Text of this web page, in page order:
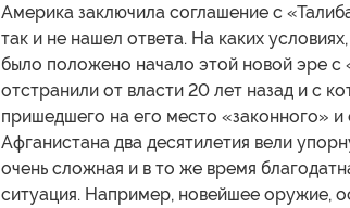
Америка заключила соглашение с
так и не нашел ответа. На каких
было положено начало этой новой эре
отстранили от власти 20 лет назад и с
пришедшего на его место «законного» и
Афганистана два десятилетия вели
очень сложная и в то же время
ситуация. Например, новейшее оружие,